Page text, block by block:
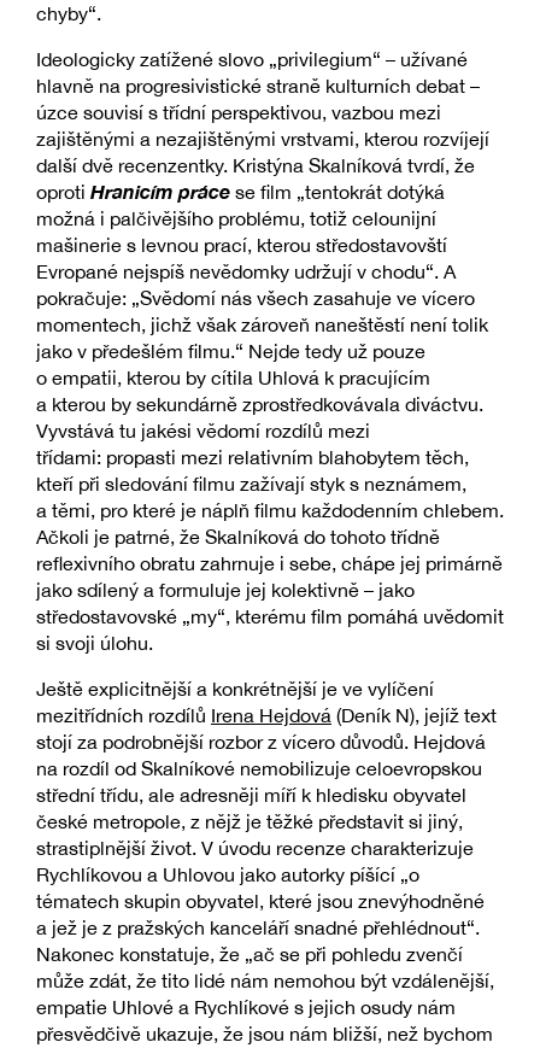
chyby“.
Ideologicky zatížené slovo „privilegium“ – užívané
hlavně na progresivistické straně kulturních debat –
úzce souvisí s třídní perspektivou, vazbou mezi
zajištěnými a nezajištěnými vrstvami, kterou rozvíjejí
další dvě recenzentky. Kristýna Skalníková tvrdí, že
oproti Hranicím práce se film „tentokrát dotýká
možná i palčivějšího problému, totiž celounijní
mašinerie s levnou prací, kterou středostavovští
Evropané nejspíš nevědomky udržují v chodu“. A
pokračuje: „Svědomí nás všech zasahuje ve vícero
momentech, jichž však zároveň naneštěstí není tolik
jako v předešlém filmu.“ Nejde tedy už pouze
o empatii, kterou by cítila Uhlová k pracujícím
a kterou by sekundárně zprostředkovávala diváctvu.
Vyvstává tu jakési vědomí rozdílů mezi
třídami: propasti mezi relativním blahobytem těch,
kteří při sledování filmu zažívají styk s neznámem,
a těmi, pro které je náplň filmu každodenním chlebem.
Ačkoli je patrné, že Skalníková do tohoto třídně
reflexivního obratu zahrnuje i sebe, chápe jej primárně
jako sdílený a formuluje jej kolektivně – jako
středostavovské „my“, kterému film pomáhá uvědomit
si svoji úlohu.
Ještě explicitnější a konkrétnější je ve vylíčení
mezitřídních rozdílů Irena Hejdová (Deník N), jejíž text
stojí za podrobnější rozbor z vícero důvodů. Hejdová
na rozdíl od Skalníkové nemobilizuje celoevropskou
střední třídu, ale adresněji míří k hledisku obyvatel
české metropole, z nějž je těžké představit si jiný,
strastiplnější život. V úvodu recenze charakterizuje
Rychlíkovou a Uhlovou jako autorky píšící „o
tématech skupin obyvatel, které jsou znevýhodněné
a jež je z pražských kanceláří snadné přehlédnout“.
Nakonec konstatuje, že „ač se při pohledu zvenčí
může zdát, že tito lidé nám nemohou být vzdálenější,
empatie Uhlové a Rychlíkové s jejich osudy nám
přesvědčivě ukazuje, že jsou nám bližší, než bychom